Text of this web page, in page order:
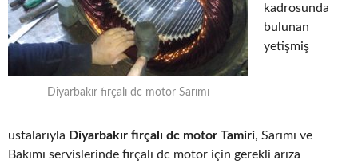
Diyarbakır fırçalı dc motor Sarımı
kadrosunda
bulunan
yetişmiş
ustalarıyla Diyarbakır fırçalı dc motor Tamiri, Sarımı ve
Bakımı servislerinde fırçalı dc motor için gerekli arıza